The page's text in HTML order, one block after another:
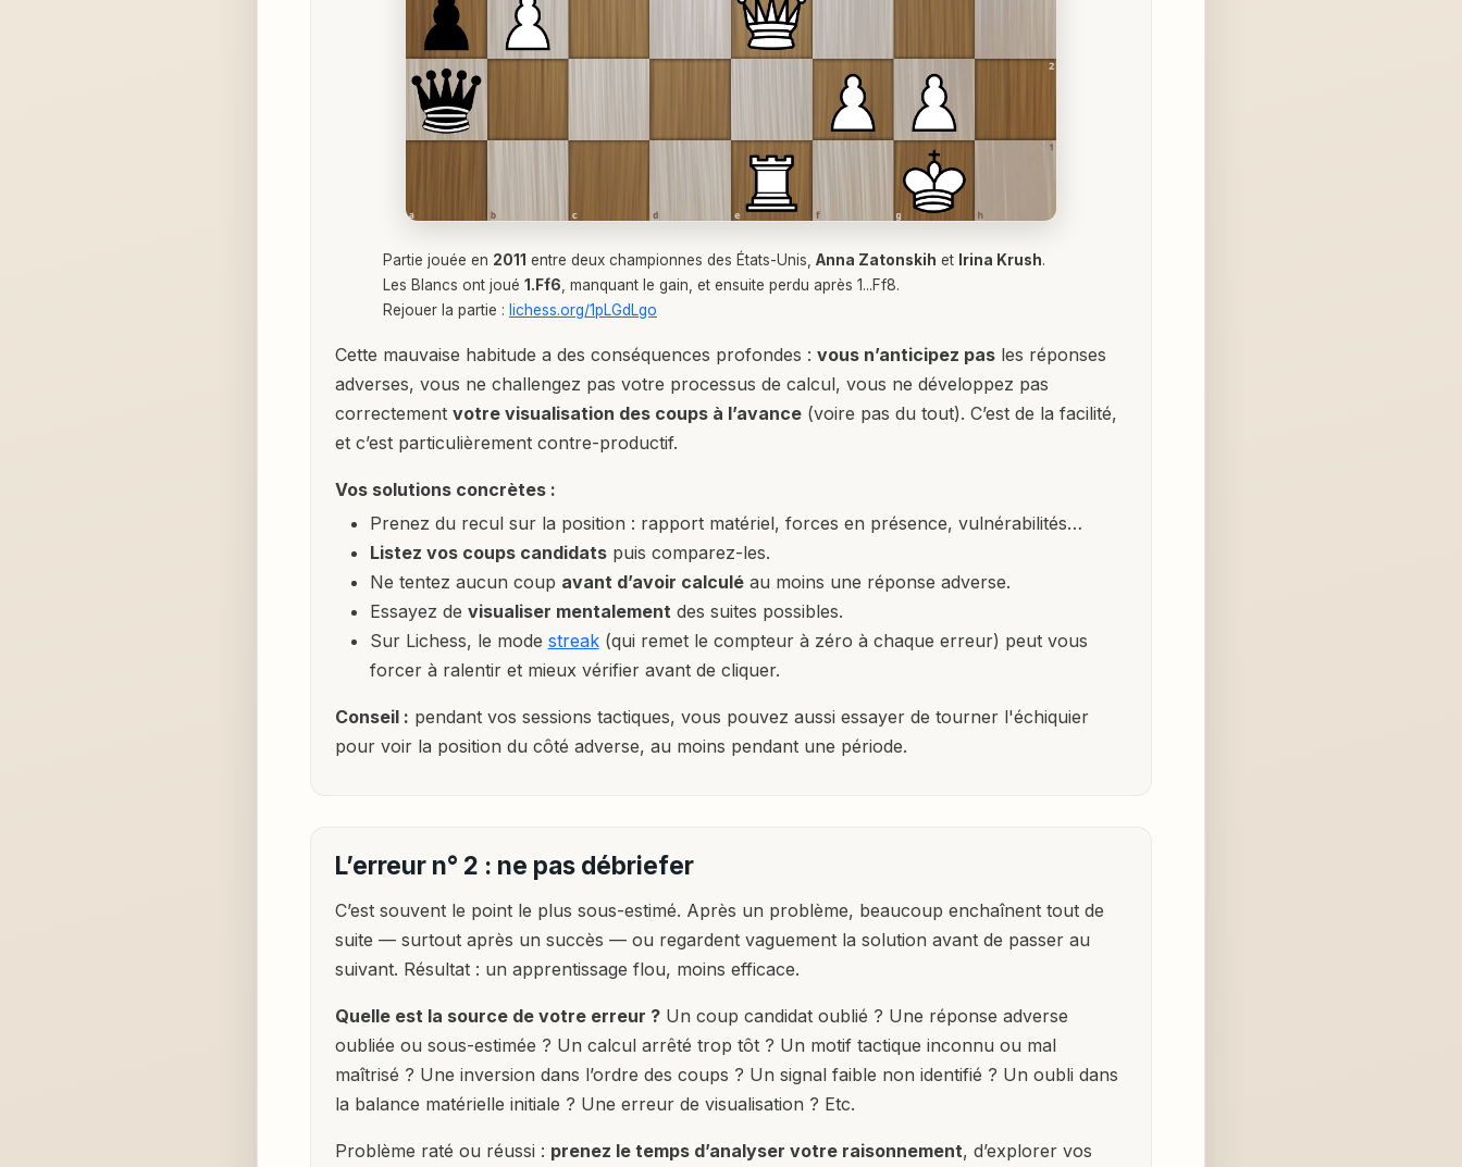
Partie jouée en 2011 entre deux championnes des États-Unis, Anna Zatonskih et Irina Krush.
Les Blancs ont joué 1.Ff6, manquant le gain, et ensuite perdu après 1...Ff8.
Rejouer la partie : lichess.org/1pLGdLgo
Cette mauvaise habitude a des conséquences profondes : vous n’anticipez pasles réponses
adverses, vous ne challengez pas votre processus de calcul, vous ne développez pas
correctement votre visualisation des coups à l’avance(voire pas du tout). C’est de la facilité,
et c’est particulièrement contre-productif.
Vos solutions concrètes :
Prenez du recul sur la position : rapport matériel, forces en présence, vulnérabilités…
Listez vos coups candidatspuis comparez-les.
Ne tentez aucun coup avant d’avoir calculéau moins une réponse adverse.
Essayez de visualiser mentalementdes suites possibles.
Sur Lichess, le mode streak(qui remet le compteur à zéro à chaque erreur) peut vous
forcer à ralentir et mieux vérifier avant de cliquer.
Conseil : pendant vos sessions tactiques, vous pouvez aussi essayer de tourner l'échiquier
pour voir la position du côté adverse, au moins pendant une période.
L’erreur n° 2 : ne pas débriefer
C’est souvent le point le plus sous-estimé. Après un problème, beaucoup enchaînent tout de
suite — surtout après un succès — ou regardent vaguement la solution avant de passer au
suivant. Résultat : un apprentissage flou, moins efficace.
Quelle est la source de votre erreur ?Un coup candidat oublié ? Une réponse adverse
oubliée ou sous-estimée ? Un calcul arrêté trop tôt ? Un motif tactique inconnu ou mal
maîtrisé ? Une inversion dans l’ordre des coups ? Un signal faible non identifié ? Un oubli dans
la balance matérielle initiale ? Une erreur de visualisation ? Etc.
Problème raté ou réussi : prenez le temps d’analyser votre raisonnement, d’explorer vos